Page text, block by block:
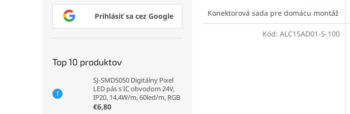
Prihlásiť sa cez Google
Top 10 produktov
SJ-SMD5050 Digitálny Pixel
LED pás s IC obvodom 24V,
IP20, 14,4W/m, 60led/m, RGB
€6,80
Konektorová sada pre domácu montáž
Kód: ALC15AD01-S-100